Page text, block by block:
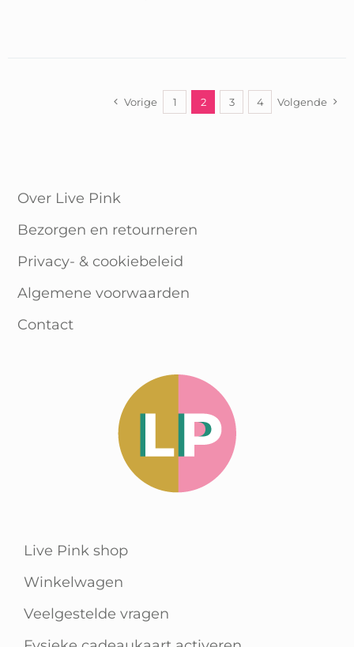
Vorige 1 2 3 4 Volgende
Over Live Pink
Bezorgen en retourneren
Privacy- & cookiebeleid
Algemene voorwaarden
Contact
Live Pink shop
Winkelwagen
Veelgestelde vragen